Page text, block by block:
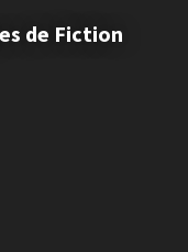
de Fiction